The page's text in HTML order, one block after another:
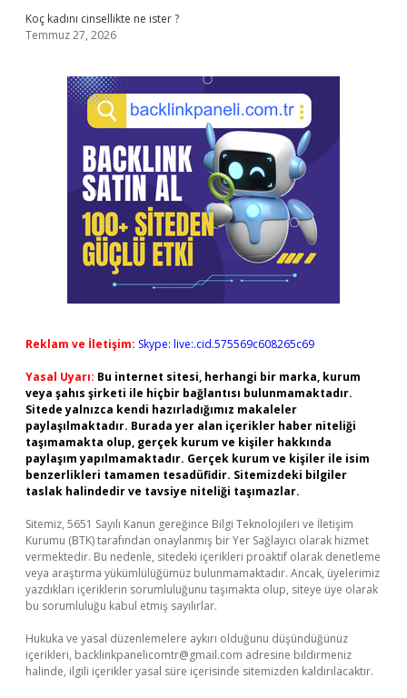
Koç kadını cinsellikte ne ister ?
Temmuz 27, 2026
Reklam ve İletişim: Skype: live:.cid.575569c608265c69
Yasal Uyarı: Bu internet sitesi, herhangi bir marka, kurum
veya şahıs şirketi ile hiçbir bağlantısı bulunmamaktadır.
Sitede yalnızca kendi hazırladığımız makaleler
paylaşılmaktadır. Burada yer alan içerikler haber niteliği
taşımamakta olup, gerçek kurum ve kişiler hakkında
paylaşım yapılmamaktadır. Gerçek kurum ve kişiler ile isim
benzerlikleri tamamen tesadüfidir. Sitemizdeki bilgiler
taslak halindedir ve tavsiye niteliği taşımazlar.
Sitemiz, 5651 Sayılı Kanun gereğince Bilgi Teknolojileri ve İletişim
Kurumu (BTK) tarafından onaylanmış bir Yer Sağlayıcı olarak hizmet
vermektedir. Bu nedenle, sitedeki içerikleri proaktif olarak denetleme
veya araştırma yükümlülüğümüz bulunmamaktadır. Ancak, üyelerimiz
yazdıkları içeriklerin sorumluluğunu taşımakta olup, siteye üye olarak
bu sorumluluğu kabul etmiş sayılırlar.
Hukuka ve yasal düzenlemelere aykırı olduğunu düşündüğünüz
içerikleri, backlinkpanelicomtr@gmail.com adresine bildirmeniz
halinde, ilgili içerikler yasal süre içerisinde sitemizden kaldırılacaktır.